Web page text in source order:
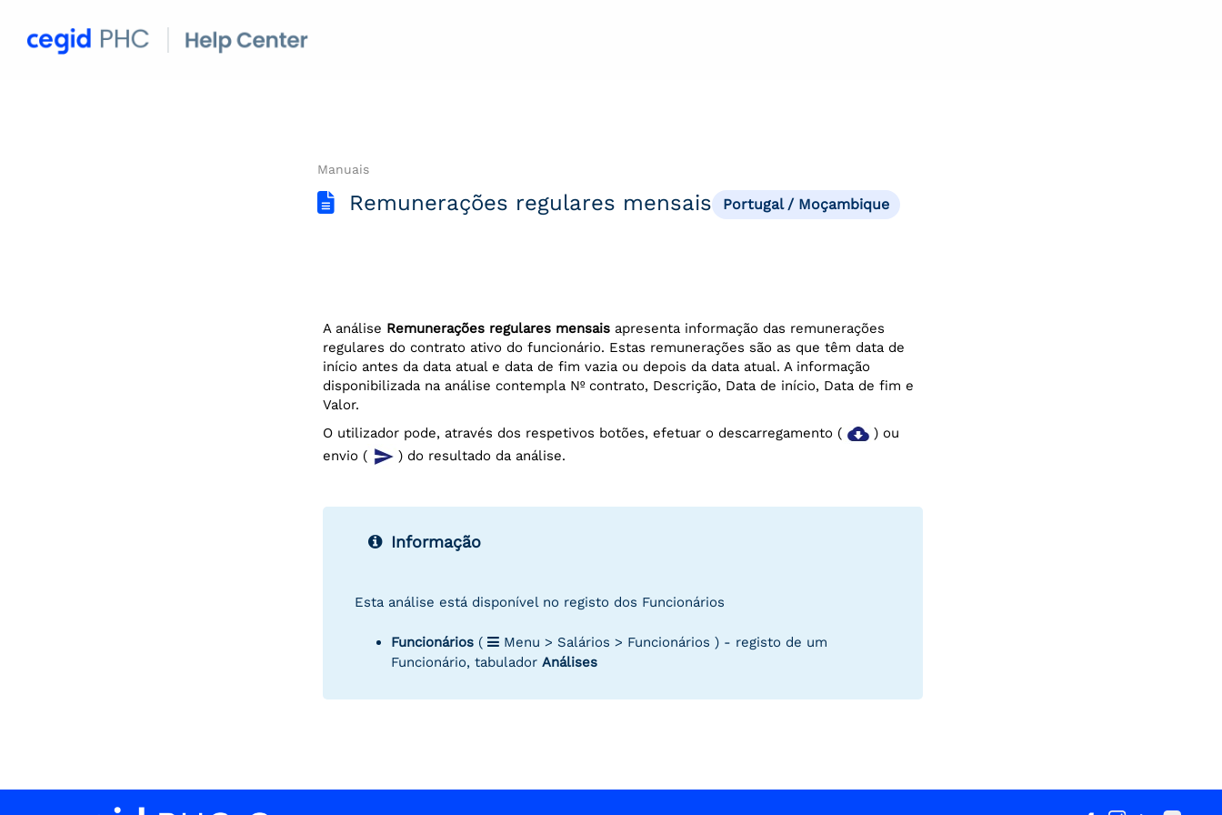
Manuais
Remunerações regulares mensais Portugal / Moçambique
A análise Remunerações regulares mensais apresenta informação das remunerações
regulares do contrato ativo do funcionário. Estas remunerações são as que têm data de
início antes da data atual e data de fim vazia ou depois da data atual. A informação
disponibilizada na análise contempla Nº contrato, Descrição, Data de início, Data de fim e
Valor.
O utilizador pode, através dos respetivos botões, efetuar o descarregamento (
) ou
envio (
) do resultado da análise.
Informação
Esta análise está disponível no registo dos Funcionários
Funcionários (
Menu > Salários > Funcionários ) - registo de um
Funcionário, tabuladorAnálises